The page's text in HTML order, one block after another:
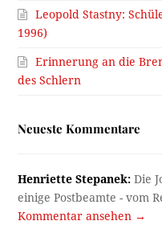
Leopold Stastny:
1996)
Erinnerung an die
des Schlern
Neueste Kommentare
Henriette Stepanek: Die
einige Postbeamte - vom
Kommentar ansehen →